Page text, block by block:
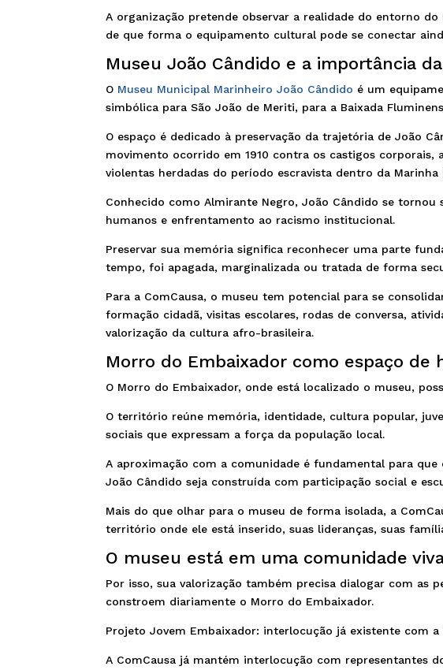
A organização pretende observar a realidade do entorno
de que forma o equipamento cultural pode se conectar
Museu João Cândido e a importância
O Museu Municipal Marinheiro João Cândido é um
simbólica para São João de Meriti, para a Baixada
O espaço é dedicado à preservação da trajetória de João
movimento ocorrido em 1910 contra os castigos corporais,
violentas herdadas do período escravista dentro da Marinha
Conhecido como Almirante Negro, João Cândido se
humanos e enfrentamento ao racismo institucional.
Preservar sua memória significa reconhecer uma parte
tempo, foi apagada, marginalizada ou tratada de forma
Para a ComCausa, o museu tem potencial para se
formação cidadã, visitas escolares, rodas de conversa,
valorização da cultura afro-brasileira.
Morro do Embaixador como espaço
O Morro do Embaixador, onde está localizado o museu,
O território reúne memória, identidade, cultura popular,
sociais que expressam a força da população local.
A aproximação com a comunidade é fundamental para
João Cândido seja construída com participação social e
Mais do que olhar para o museu de forma isolada, a
território onde ele está inserido, suas lideranças, suas
O museu está em uma comunidade
Por isso, sua valorização também precisa dialogar com as
constroem diariamente o Morro do Embaixador.
Projeto Jovem Embaixador: interlocução já existente com a
A ComCausa já mantém interlocução com representantes